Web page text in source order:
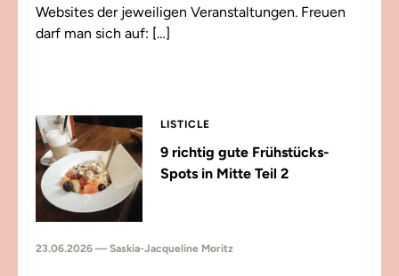
Websites der jeweiligen Veranstaltungen. Freuen
darf man sich auf: […]
LISTICLE
9 richtig gute Frühstücks-
Spots in Mitte Teil 2
23.06.2026 — Saskia-Jacqueline Moritz